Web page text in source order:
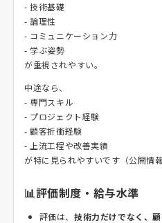
- 技術基礎
- 論理性
- コミュニケーション力
- 学ぶ姿勢
が重視されやすい。
中途なら、
- 専門スキル
- プロジェクト経験
- 顧客折衝経験
- 上流工程や改善実績
が特に見られやすいです（公開情
📊評価制度・給与水準
評価は、 技術力だけでなく、